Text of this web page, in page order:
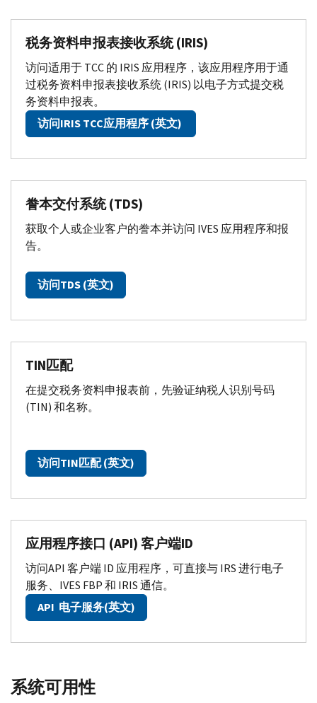
税务资料申报表接收系统 (IRIS)
访问适用于TCC的 IRIS 应用程序，该应用程序用于通
过税务资料申报表接收系统 (IRIS) 以电子方式提交税
务资料申报表。
访问IRIS TCC应用程序 (英文)
誊本交付系统 (TDS)
获取个人或企业客户的誊本并访问 IVES 应用程序和报
告。
访问TDS(英文)
TIN匹配
在提交税务资料申报表前，先验证纳税人识别号码
(TIN) 和名称。
访问TIN匹配 (英文)
应用程序接口 (API) 客户端ID
访问API 客户端ID 应用程序，可直接与IRS进行电子
服务、 IVES FBP和 IRIS通信。
API 电子服务(英文)
系统可用性